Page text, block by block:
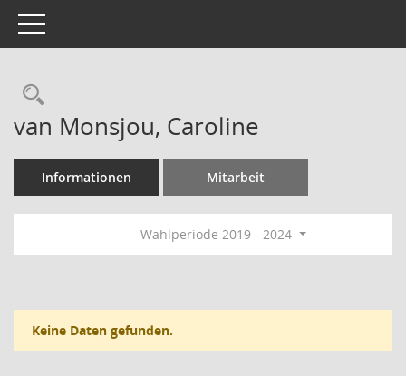
Toggle navigation
Rechercheauswahl
van Monsjou, Caroline
Informationen Mitarbeit
Wahlperiode 2019 - 2024
Keine Daten gefunden.